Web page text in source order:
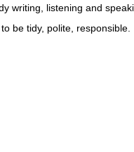
be tidy, polite, responsible.
speaking.